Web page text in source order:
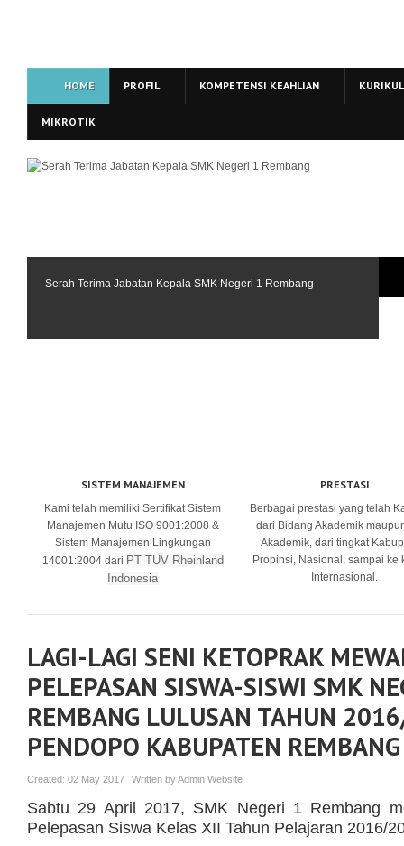
HOME PROFIL KOMPETENSI KEAHLIAN
MIKROTIK
Serah Terima Jabatan Kepala SMK Negeri 1 Rembang
SISTEM MANAJEMEN
Kami telah memiliki Sertifikat Sistem
Manajemen Mutu ISO 9001:2008 &
Sistem Manajemen Lingkungan
14001:2004 dari PT TUV Rheinland
Indonesia
PRESTASI
Berbagai prestasi yang telah
dari Bidang Akademik
Akademik, dari tingkat
Propinsi, Nasional, sampai ke
Internasional.
LAGI-LAGI SENI KETOPRAK
PELEPASAN SISWA-SISWI SMK
REMBANG LULUSAN TAHUN
PENDOPO KABUPATEN REMBANG
Created: 02 May 2017 Written byAdmin Website
Sabtu 29 April 2017, SMK Negeri 1 Rembang
Pelepasan Siswa Kelas XII Tahun Pelajaran 2016/